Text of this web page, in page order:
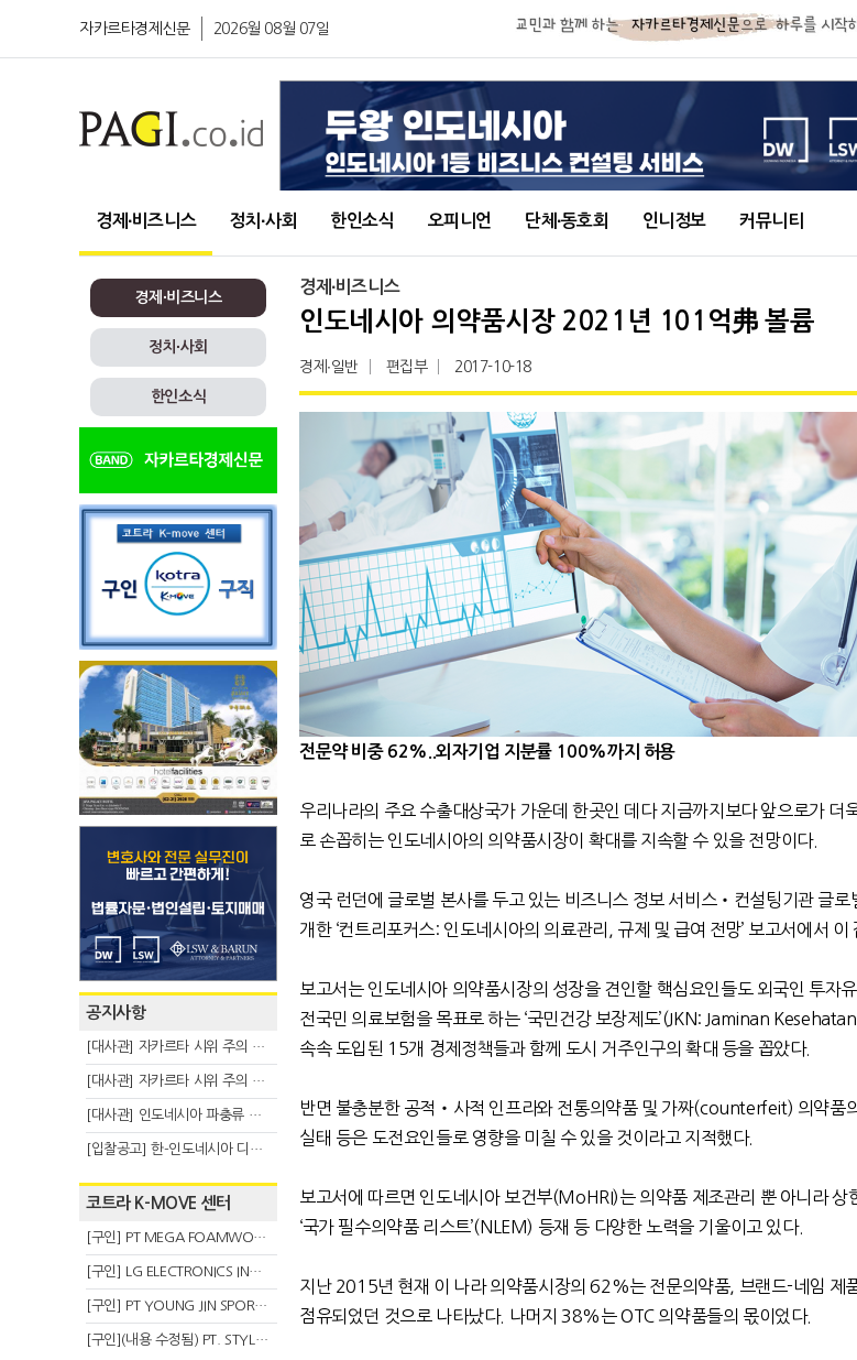
자카르타경제신문 2026월 08월 07일
경제∙비즈니스 정치∙사회 한인소식 오피니언 단체∙동호회 인니정보 커뮤니티
경제∙비즈니스
정치∙사회
한인소식
공지사항
[대사관] 자카르타 시위 주의 안내(8.6)
[대사관] 자카르타 시위 주의 안내(8.3)
[대사관] 인도네시아 파충류 불법 반출 주의 (7.29)
[입찰공고] 한-인도네시아 디지털융복합 탈 전시회
코트라 K-MOVE 센터
[구인] PT MEGA FOAMWORKS INDONESIA
[구인] LG ELECTRONICS INDONESIA
[구인] PT YOUNG JIN SPORT INDONESIA
[구인](내용 수정됨) PT. STYLE KOREAN INDONESIA (스타일 코리안 인도네시아)
경제∙비즈니스
인도네시아 의약품시장 2021년 101억弗 볼륨
경제∙일반 편집부 2017-10-18
전문약 비중 62%..외자기업 지분률 100%까지 허용
우리나라의 주요 수출대상국가 가운데 한곳인 데다 지금까지보다 앞으로가 더
로 손꼽히는 인도네시아의 의약품시장이 확대를 지속할 수 있을 전망이다.
영국 런던에 글로벌 본사를 두고 있는 비즈니스 정보 서비스‧컨설팅기관 글
개한 ‘컨트리포커스: 인도네시아의 의료관리, 규제 및 급여 전망’ 보고서에서 이
보고서는 인도네시아 의약품시장의 성장을 견인할 핵심요인들도 외국인 투자
전국민 의료보험을 목표로 하는 ‘국민건강 보장제도’(JKN: Jaminan
속속 도입된 15개 경제정책들과 함께 도시 거주인구의 확대 등을 꼽았다.
반면 불충분한 공적‧사적 인프라와 전통의약품 및 가짜(counterfeit) 의약품
실태 등은 도전요인들로 영향을 미칠 수 있을 것이라고 지적했다.
보고서에 따르면 인도네시아 보건부(MoHRI)는 의약품 제조관리 뿐 아니라
‘국가 필수의약품 리스트’(NLEM) 등재 등 다양한 노력을 기울이고 있다.
지난 2015년 현재 이 나라 의약품시장의 62%는 전문의약품, 브랜드-네임 제
점유되었던 것으로 나타났다. 나머지 38%는 OTC 의약품들의 몫이었다.